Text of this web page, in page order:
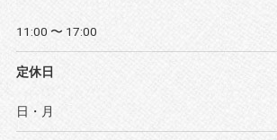
11:00 〜 17:00
定休日
日・月